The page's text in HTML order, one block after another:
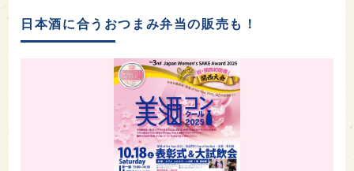
日本酒に合うおつまみ弁当の販売も！